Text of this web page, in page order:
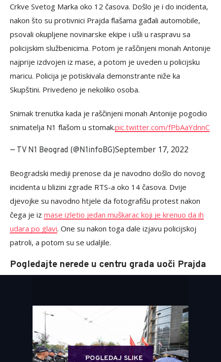
Crkve Svetog Marka oko 12 časova. Došlo je i do incidenta,
nakon što su protivnici Prajda flašama gađali automobile,
psovali okupljene novinarske ekipe i ušli u raspravu sa
policijskim službenicima. Potom je raščinjeni monah Antonije
najprije izdvojen iz mase, a potom je uveden u policijsku
maricu. Policija je potiskivala demonstrante niže ka
Skupštini. Privedeno je nekoliko osoba.
Snimak trenutka kada je raščinjeni monah Antonije pogodio
snimatelja N1 flašom u stomak.pic.twitter.com/fPbAaYdnnC
— TV N1 Beograd (@N1infoBG)September 17, 2022
Beogradski mediji prenose da je navodno došlo do novog
incidenta u blizini zgrade RTS-a oko 14 časova. Dvije
djevojke su navodno htjele da fotografišu protest nakon
čega je iz mase izletio jedan muškarac koji je krenuo da ih
udara po glavi. One su nakon toga dale izjavu policijskoj
patroli, a potom su se udaljile.
Pogledajte nerede u centru grada uoči Prajda
POGLEDAJ SLIKE